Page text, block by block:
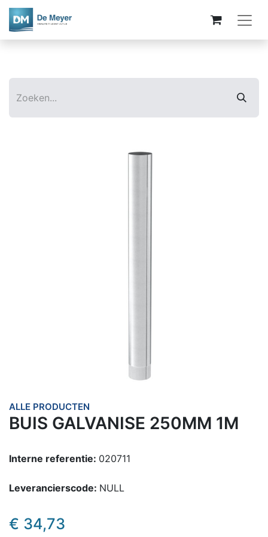
ALLE PRODUCTEN
BUIS GALVANISE 250MM 1M
Interne referentie: 020711
Leverancierscode: NULL
€ 34,73